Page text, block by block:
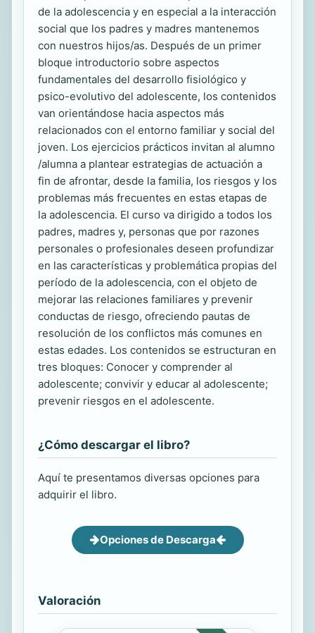
de la adolescencia y en especial a la interacción
social que los padres y madres mantenemos
con nuestros hijos/as. Después de un primer
bloque introductorio sobre aspectos
fundamentales del desarrollo fisiológico y
psico-evolutivo del adolescente, los contenidos
van orientándose hacia aspectos más
relacionados con el entorno familiar y social del
joven. Los ejercicios prácticos invitan al alumno
/alumna a plantear estrategias de actuación a
fin de afrontar, desde la familia, los riesgos y los
problemas más frecuentes en estas etapas de
la adolescencia. El curso va dirigido a todos los
padres, madres y, personas que por razones
personales o profesionales deseen profundizar
en las características y problemática propias del
período de la adolescencia, con el objeto de
mejorar las relaciones familiares y prevenir
conductas de riesgo, ofreciendo pautas de
resolución de los conflictos más comunes en
estas edades. Los contenidos se estructuran en
tres bloques: Conocer y comprender al
adolescente; convivir y educar al adolescente;
prevenir riesgos en el adolescente.
¿Cómo descargar el libro?
Aquí te presentamos diversas opciones para
adquirir el libro.
Opciones de Descarga
Valoración